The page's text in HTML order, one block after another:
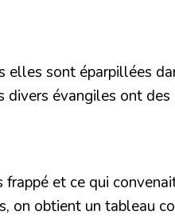
elles sont éparpillées
évangiles ont
et ce qui
on obtient un tableau